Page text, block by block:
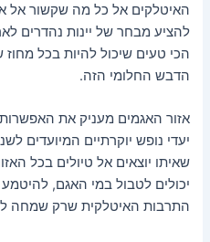
האיטלקים אל כל מה שקשור אל
להציע מבחר של יינות נהדרים
הכי טעים שיכול להיות בכל
הדבש החלומי הזה.
אזור האגמים מעניק את
יעדי נופש יוקרתיים המיועדים
שאיתו יוצאים אל טיולים בכל
יכולים לטבול במי האגם,
התרבות האיטלקית שרק שמחה